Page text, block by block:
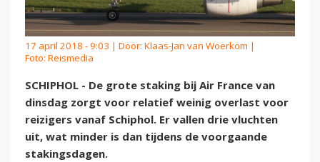
17 april 2018 - 9:03 | Door: Klaas-Jan van Woerkom |
Foto: Reismedia
SCHIPHOL - De grote staking bij Air France van
dinsdag zorgt voor relatief weinig overlast voor
reizigers vanaf Schiphol. Er vallen drie vluchten
uit, wat minder is dan tijdens de voorgaande
stakingsdagen.